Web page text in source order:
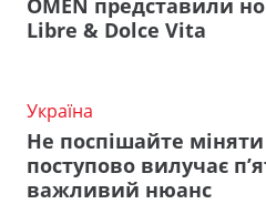
OMEN представили
Libre & Dolce Vita
Україна
Не поспішайте
поступово вилучає
важливий нюанс